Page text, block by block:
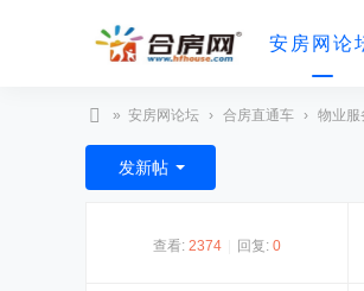
安房网论
合
房
» 安房网论坛 › 合房直通车 › 物业服
发新帖
查看: 2374 回复: 0